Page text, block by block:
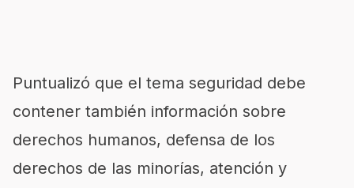
Puntualizó que el tema seguridad debe
contener también información sobre
derechos humanos, defensa de los
derechos de las minorías, atención y